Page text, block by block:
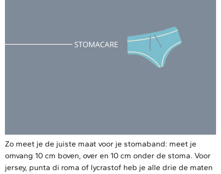
Zo meet je de juiste maat voor je stomaband: meet je
omvang 10 cm boven, over en 10 cm onder de stoma. Voor
jersey, punta di roma of lycrastof heb je alle drie de maten